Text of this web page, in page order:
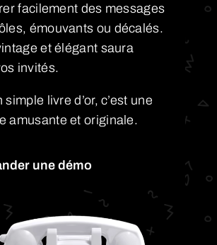
facilement des messages
émouvants ou décalés.
et élégant saura
invités.
simple livre d’or, c’est une
amusante et originale.
une démo